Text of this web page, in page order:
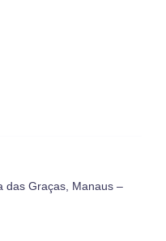
das Graças, Manaus –